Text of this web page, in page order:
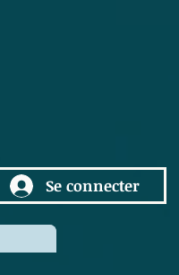
Se connecter